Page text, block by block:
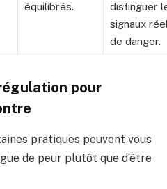
équilibrés.
distinguer
signaux
de danger.
pour
pratiques peuvent vous
de peur plutôt que d’être